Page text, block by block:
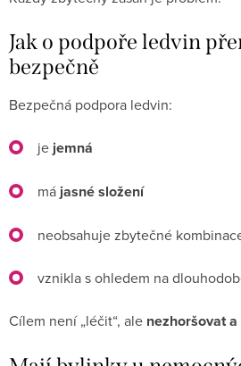
Jak o podpoře ledvin
bezpečně
Bezpečná podpora ledvin:
jejemná
májasné složení
neobsahuje zbytečné
vznikla s ohledem na
Cílem není „léčit“, ale nezhoršovat